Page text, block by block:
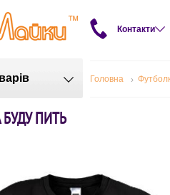
Контакти
Головна
ПИТЬ